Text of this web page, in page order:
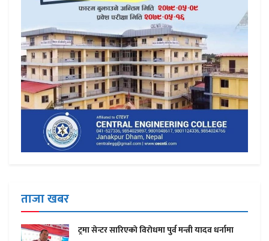
ताजा खबर
ट्रमा सेन्टर सारिएकाे विराेधमा पुर्व मन्त्री यादव धर्नामा